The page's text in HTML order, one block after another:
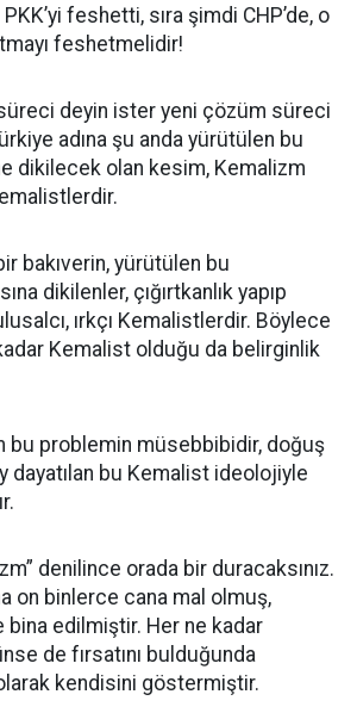
feshetti, sıra şimdi CHP’de, o
feshetmelidir!
deyin ister yeni çözüm süreci
adına şu anda yürütülen bu
dikilecek olan kesim, Kemalizm
bakıverin, yürütülen bu
dikilenler, çığırtkanlık yapıp
ırkçı Kemalistlerdir. Böylece
Kemalist olduğu da belirginlik
bu problemin müsebbibidir, doğuş
dayatılan bu Kemalist ideolojiyle
denilince orada bir duracaksınız.
on binlerce cana mal olmuş,
bina edilmiştir. Her ne kadar
de fırsatını bulduğunda
kendisini göstermiştir.